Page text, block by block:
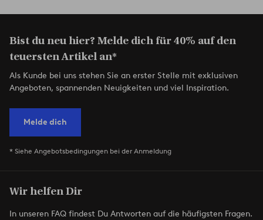
Bist du neu hier? Melde dich für 40% auf den
teuersten Artikel an*
Als Kunde bei uns stehen Sie an erster Stelle mit exklusiven
Angeboten, spannenden Neuigkeiten und viel Inspiration.
Melde dich
* Siehe Angebotsbedingungen bei der Anmeldung
Wir helfen Dir
In unseren FAQ findest Du Antworten auf die häufigsten Fragen.